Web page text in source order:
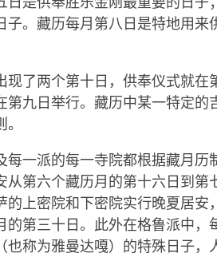
子。藏历每月第八日是特地用来
现了两个第十日，供奉仪式就在
第九日举行。藏历中某一特定的
每一派的每一寺院都根据藏月历
从第六个藏历月的第十六日到第
的上密院和下密院实行晚夏居安
的第三十日。此外在格鲁派中，
也称为雅曼达嘎）的特殊日子，